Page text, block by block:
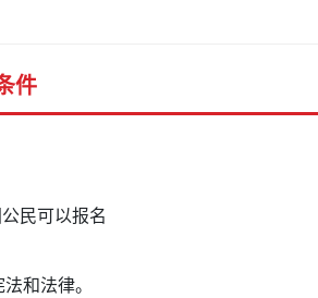
件
民可以报名
和法律。